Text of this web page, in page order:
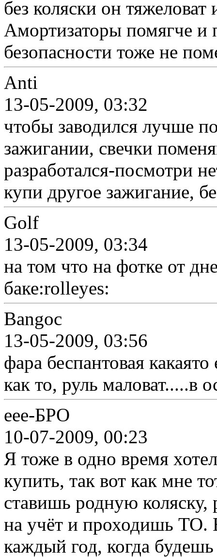
без коляски он
Амортизаторы помягче и
безопасности тоже не
Anti
13-05-2009, 03:32
чтобы заводился лучше
зажигании, свечки
разработался-посмотри
купи другое зажигание,
Golf
13-05-2009, 03:34
на том что на фотке от
баке:rolleyes:
Bangoc
13-05-2009, 03:56
фара беспантовая
как то, руль маловат.....в
еее-БРО
10-07-2009, 00:23
Я тоже в одно время
купить, так вот как мне
ставишь родную
на учёт и проходишь ТО.
каждый год, когда